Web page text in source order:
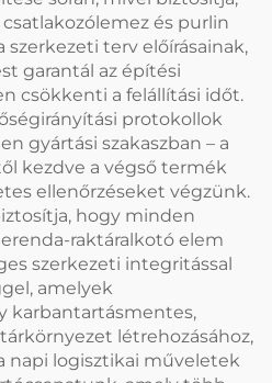
és purlin
terv előírásainak,
garantál az építési
csökkenti a felállítási időt.
protokollok
gyártási szakaszban – a
kezdve a végső termék
ellenőrzéseket végzünk.
hogy minden
raktáralkotó elem
szerkezeti integritással
amelyek
karbantartásmentes,
létrehozásához,
napi logisztikai műveletek